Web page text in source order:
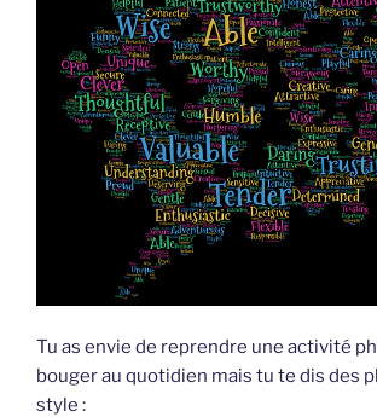
Tu as envie de reprendre une activité
bouger au quotidien mais tu te dis des
style :